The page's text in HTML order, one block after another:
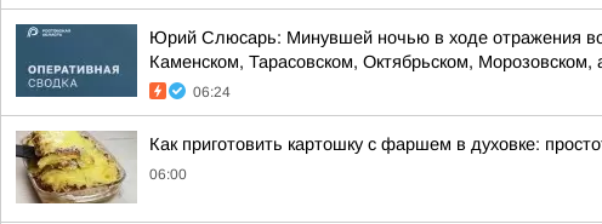
Юрий Слюсарь: Минувшей ночью в ходе отражения
Каменском, Тарасовском, Октябрьском, Морозовском,
06:24
Как приготовить картошку с фаршем в духовке:
06:00